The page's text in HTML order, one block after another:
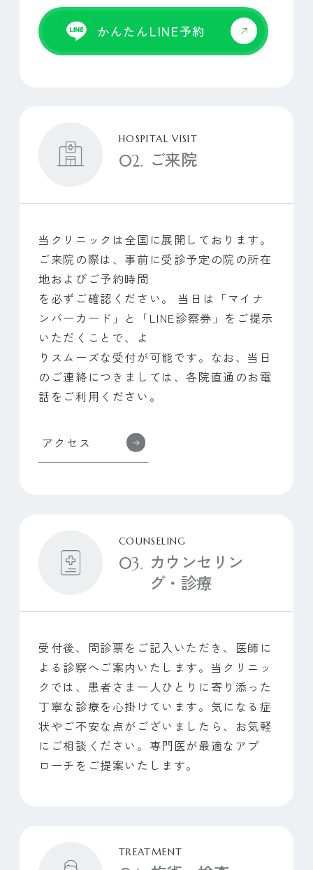
DOCTORS 医師紹介
FAQ よくある質問
NEWS
BLOG ブログ
CONTACT お問い合わせ
総合サイトはこちら
各院サイトはこちらから
プライバシーポリシー
特定商取引法に基づく表記
施設基準及び診療報酬に関する掲示
かんたんLINE予約
HOSPITAL VISIT
ご来院
当クリニックは全国に展開しております。
ご来院の際は、事前に受診予定の院の所在
地およびご予約時間
を必ずご確認ください。 当日は「マイナ
ンバーカード」と「LINE診察券」をご提示
いただくことで、よ
りスムーズな受付が可能です。なお、当日
のご連絡につきましては、各院直通のお電
話をご利用ください。
アクセス
COUNSELING
カウンセリン
グ・診療
受付後、問診票をご記入いただき、医師に
よる診察へご案内いたします。当クリニッ
クでは、患者さま一人ひとりに寄り添った
丁寧な診療を心掛けています。気になる症
状やご不安な点がございましたら、お気軽
にご相談ください。専門医が最適なアプ
ローチをご提案いたします。
TREATMENT